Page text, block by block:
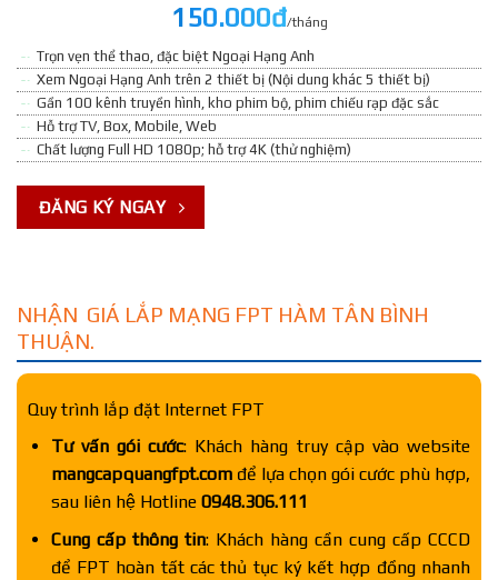
150.000đ/tháng
Trọn vẹn thể thao, đặc biệt Ngoại Hạng Anh
Xem Ngoại Hạng Anh trên 2 thiết bị (Nội dung khác 5 thiết bị)
Gần 100 kênh truyền hình, kho phim bộ, phim chiếu rạp đặc sắc
Hỗ trợ TV, Box, Mobile, Web
Chất lượng Full HD 1080p; hỗ trợ 4K (thử nghiệm)
ĐĂNG KÝ NGAY
NHẬN GIÁ LẮP MẠNG FPT HÀM TÂN BÌNH
THUẬN.
Quy trình lắp đặt Internet FPT
Tư vấn gói cước: Khách hàng truy cập vào website
mangcapquangfpt.comđể lựa chọn gói cước phù hợp,
sau liên hệ Hotline 0948.306.111
Cung cấp thông tin: Khách hàng cần cung cấp CCCD
để FPT hoàn tất các thủ tục ký kết hợp đồng nhanh